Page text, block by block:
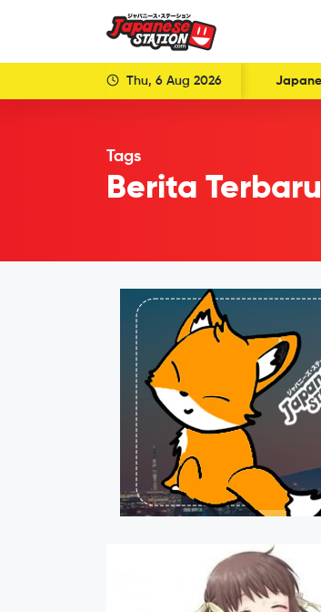
Thu, 6 Aug 2026
Tags
Berita Terbaru